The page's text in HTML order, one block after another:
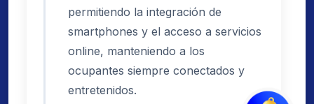
permitiendo la integración de
smartphones y el acceso a servicios
online, manteniendo a los
ocupantes siempre conectados y
entretenidos.